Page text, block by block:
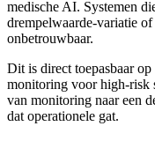
medische AI. Systemen
drempelwaarde-variatie
onbetrouwbaar.
Dit is direct toepasbaar
monitoring voor high-risk
van monitoring naar een
dat operationele gat.